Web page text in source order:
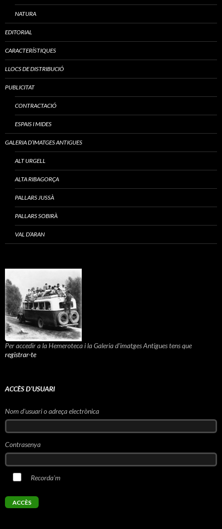
NATURA
EDITORIAL
CARACTERÍSTIQUES
LLOCS DE DISTRIBUCIÓ
PUBLICITAT
CONTRACTACIÓ
ESPAIS I MIDES
GALERIA D’IMATGES ANTIGUES
ALT URGELL
ALTA RIBAGORÇA
PALLARS JUSSÀ
PALLARS SOBIRÀ
VAL D’ARAN
Per accedir a la Hemeroteca i la Galeria d'imatges Antigues tens que
registrar-te
ACCÈS D’USUARI
Nom d'usuari o adreça electrònica
Contrasenya
Recorda'm